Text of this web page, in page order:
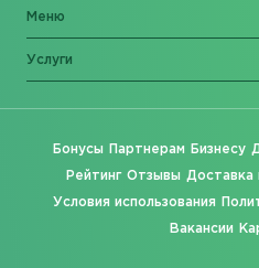
Меню
Услуги
Бонусы Партнерам Бизнесу
Рейтинг Отзывы Доставка
Условия использования
Вакансии